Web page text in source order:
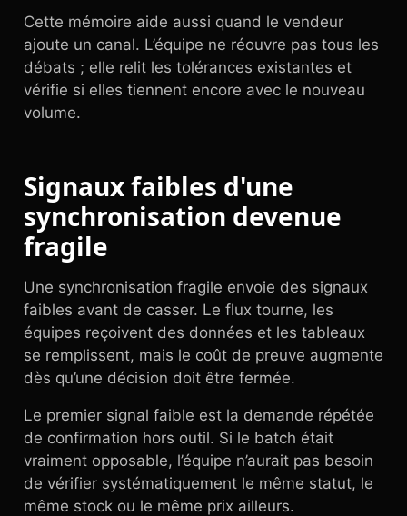
Cette mémoire aide aussi quand le vendeur
ajoute un canal. L’équipe ne réouvre pas tous les
débats ; elle relit les tolérances existantes et
vérifie si elles tiennent encore avec le nouveau
volume.
Signaux faibles d'une
synchronisation devenue
fragile
Une synchronisation fragile envoie des signaux
faibles avant de casser. Le flux tourne, les
équipes reçoivent des données et les tableaux
se remplissent, mais le coût de preuve augmente
dès qu’une décision doit être fermée.
Le premier signal faible est la demande répétée
de confirmation hors outil. Si le batch était
vraiment opposable, l’équipe n’aurait pas besoin
de vérifier systématiquement le même statut, le
même stock ou le même prix ailleurs.